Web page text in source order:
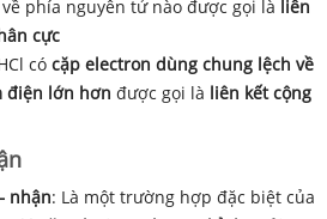
về phía nguyên tử nào được gọi là liên
cực
có cặp electron dùng chung lệch về
điện lớn hơn được gọi là liên kết cộng
nhận: Là một trường hợp đặc biệt của